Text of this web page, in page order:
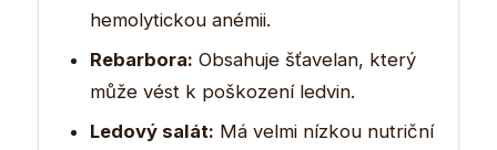
hemolytickou anémii.
Rebarbora: Obsahuje šťavelan, který
může vést k poškození ledvin.
Ledový salát: Má velmi nízkou nutriční